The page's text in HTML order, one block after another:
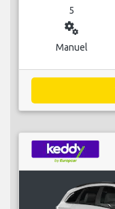
5
miscellaneous_services
Manuel